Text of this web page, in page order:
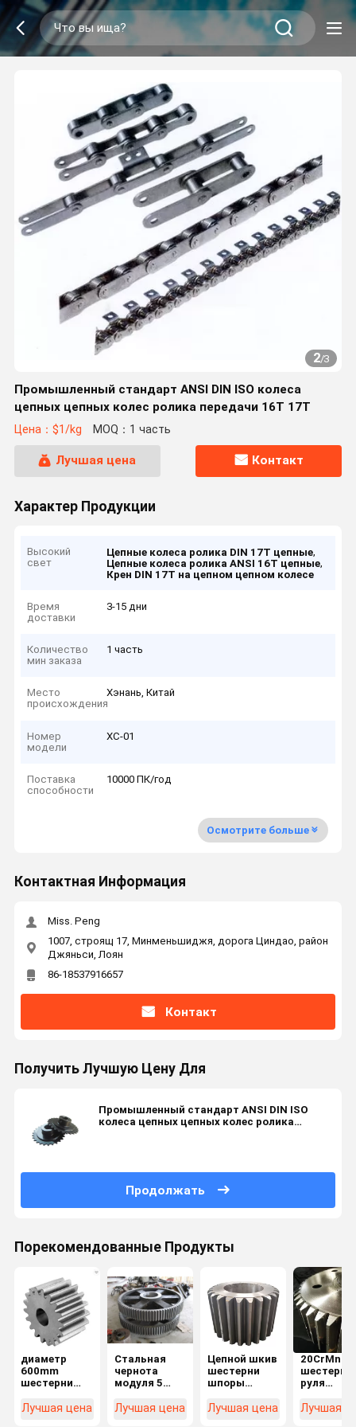
2/3
Промышленный стандарт ANSI DIN ISO колеса
цепных цепных колес ролика передачи 16T 17T
Цена：$1/kg MOQ：1 часть
Лучшая цена Контакт
Характер Продукции
Высокий
свет
Цепные колеса ролика DIN 17T цепные,
Цепные колеса ролика ANSI 16T цепные,
Крен DIN 17T на цепном цепном колесе
Время
доставки
3-15 дни
Количество
мин заказа
1 часть
Место
происхождения
Хэнань, Китай
Номер
модели
ХС-01
Поставка
способности
10000 ПК/год
Осмотрите больше
Контактная Информация
Miss. Peng
1007, строящ 17, Минменьшиджя, дорога Циндао, район
Джяньси, Лоян
86-18537916657
Контакт
Получить Лучшую Цену Для
Промышленный стандарт ANSI DIN ISO
колеса цепных цепных колес ролика
Продолжать
Порекомендованные Продукты
диаметр
600mm
шестерни
вковки
Лучшая цена
Стальная
чернота
модуля 5
шпоры C45
Лучшая цена
Цепной шкив
шестерни
шпоры
стали
Лучшая цена
20CrMnTi
шестерня
руля
шпоры
Лучшая